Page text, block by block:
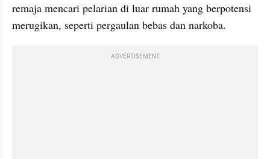
remaja mencari pelarian di luar rumah yang berpotensi
merugikan, seperti pergaulan bebas dan narkoba.
ADVERTISEMENT